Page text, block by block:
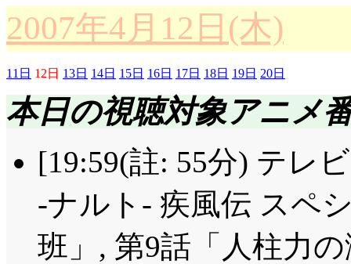
2007年4月12日(木)
11日 12日 13日 14日 15日 16日 17日 18日 19日 20日
本日の視聴対象アニメ
[19:59(註: 55分) テレ
-ナルト- 疾風伝 スペ
班」, 第9話「人柱力